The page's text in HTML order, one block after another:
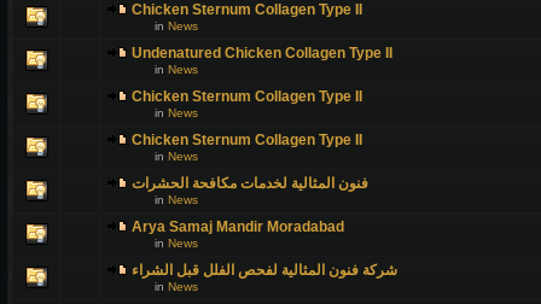
Chicken Sternum Collagen Type II
in News
Undenatured Chicken Collagen Type II
in News
Chicken Sternum Collagen Type II
in News
Chicken Sternum Collagen Type II
in News
فنون المثالية لخدمات مكافحة الحشرات
in News
Arya Samaj Mandir Moradabad
in News
شركة فنون المثالية لفحص الفلل قبل الشراء
in News